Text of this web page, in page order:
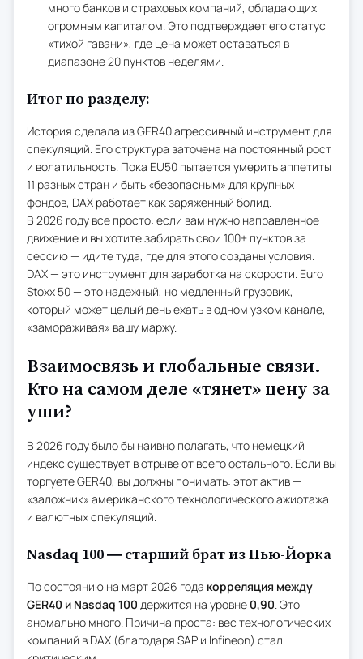
много банков и страховых компаний, обладающих
огромным капиталом. Это подтверждает его статус
«тихой гавани», где цена может оставаться в
диапазоне 20 пунктов неделями.
Итог по разделу:
История сделала из GER40 агрессивный инструмент для
спекуляций. Его структура заточена на постоянный рост
и волатильность. Пока EU50 пытается умерить аппетиты
11 разных стран и быть «безопасным» для крупных
фондов, DAX работает как заряженный болид.
В 2026 году все просто: если вам нужно направленное
движение и вы хотите забирать свои 100+ пунктов за
сессию — идите туда, где для этого созданы условия.
DAX — это инструмент для заработка на скорости. Euro
Stoxx 50 — это надежный, но медленный грузовик,
который может целый день ехать в одном узком канале,
«замораживая» вашу маржу.
Взаимосвязь и глобальные связи.
Кто на самом деле «тянет» цену за
уши?
В 2026 году было бы наивно полагать, что немецкий
индекс существует в отрыве от всего остального. Если вы
торгуете GER40, вы должны понимать: этот актив —
«заложник» американского технологического ажиотажа
и валютных спекуляций.
Nasdaq 100 — старший брат из Нью-Йорка
По состоянию на март 2026 года корреляция между
GER40 и Nasdaq 100 держится на уровне 0,90. Это
аномально много. Причина проста: вес технологических
компаний в DAX (благодаря SAP и Infineon) стал